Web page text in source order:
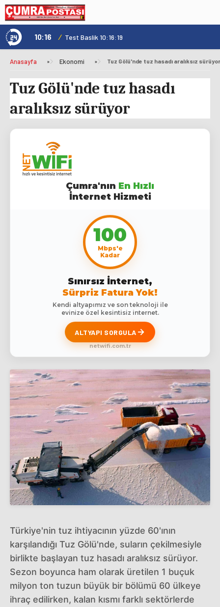
10:16 / Test Baslik 10:16:19
Anasayfa » Ekonomi » Tuz Gölü'nde tuz hasadı aralıksız sürüyor
Tuz Gölü'nde tuz hasadı
aralıksız sürüyor
Çumra'nın En Hızlı
İnternet Hizmeti
100
Mbps'e
Kadar
Sınırsız İnternet,
Sürpriz Fatura Yok!
Kendi altyapımız ve son teknoloji ile
evinize özel kesintisiz internet.
ALTYAPI SORGULA
netwifi.com.tr
Türkiye'nin tuz ihtiyacının yüzde 60'ının
karşılandığı Tuz Gölü'nde, suların çekilmesiyle
birlikte başlayan tuz hasadı aralıksız sürüyor.
Sezon boyunca ham olarak üretilen 1 buçuk
milyon ton tuzun büyük bir bölümü 60 ülkeye
ihraç edilirken, kalan kısmı farklı sektörlerde